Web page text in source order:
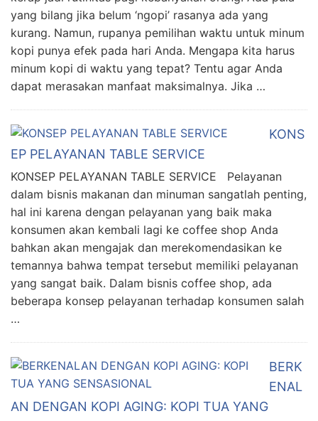
yang bilang jika belum ‘ngopi’ rasanya ada yang
kurang. Namun, rupanya pemilihan waktu untuk minum
kopi punya efek pada hari Anda. Mengapa kita harus
minum kopi di waktu yang tepat? Tentu agar Anda
dapat merasakan manfaat maksimalnya. Jika …
KONS
EP PELAYANAN TABLE SERVICE
KONSEP PELAYANAN TABLE SERVICE Pelayanan
dalam bisnis makanan dan minuman sangatlah penting,
hal ini karena dengan pelayanan yang baik maka
konsumen akan kembali lagi ke coffee shop Anda
bahkan akan mengajak dan merekomendasikan ke
temannya bahwa tempat tersebut memiliki pelayanan
yang sangat baik. Dalam bisnis coffee shop, ada
beberapa konsep pelayanan terhadap konsumen salah
…
BERK
ENAL
AN DENGAN KOPI AGING: KOPI TUA YANG